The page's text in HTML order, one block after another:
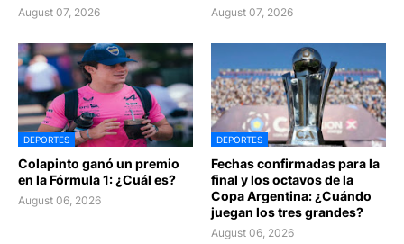
August 07, 2026 August 07, 2026
DEPORTES
Colapinto ganó un premio
en la Fórmula 1: ¿Cuál es?
August 06, 2026
DEPORTES
Fechas confirmadas para la
final y los octavos de la
Copa Argentina: ¿Cuándo
juegan los tres grandes?
August 06, 2026